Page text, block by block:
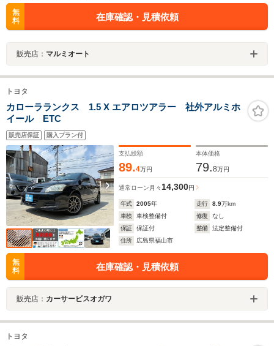
無
料
在庫確認・見積依頼
販売店： マルミオート
トヨタ
カローラランクス 1.5 X エアロツアラー 社外アルミホ
イール ETC
販売店保証 購入プラン付
支払総額
89.4万円
本体価格
79.8万円
通常ローン 月々14,300円
年式 2005年 走行 8.9万km
車検
車検整備付 修復
なし
保証
保証付 整備
法定整備付
住所
広島県福山市
無
料
在庫確認・見積依頼
販売店： カーサービスオガワ
トヨタ